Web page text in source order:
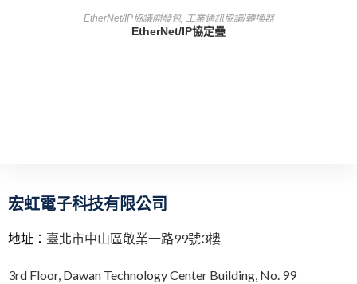
查看內容
EtherNet/IP協議開發包, 工業通訊協議/轉換器
EtherNet/IP協定疊
宏虹電子科技有限公司
地址： 臺北市中山區敬業一路99號3樓
3rd Floor, Dawan Technology Center Building, No. 99